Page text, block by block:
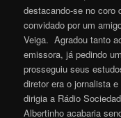
destacando-se no coro
convidado por um
Veiga. Agradou tanto
emissora, já pedindo
prosseguiu seus
diretor era o jornalista
dirigia a Rádio
Albertinho acabaria